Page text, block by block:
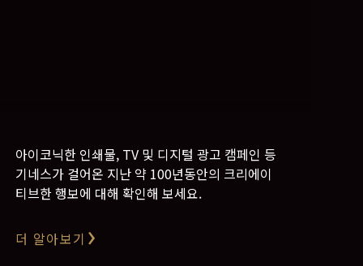
아이코닉한 인쇄물, TV 및 디지털 광고 캠페인 등
기네스가 걸어온 지난 약 100년동안의 크리에이
티브한 행보에 대해 확인해 보세요.
더 알아보기